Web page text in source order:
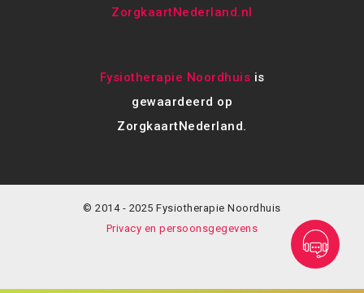
Fysiotherapie Noordhuis is
gewaardeerd op
ZorgkaartNederland.
© 2014 - 2025 Fysiotherapie Noordhuis
Privacy en persoonsgegevens